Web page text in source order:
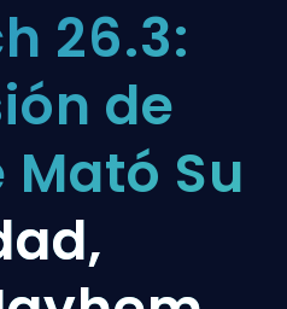
26.3:
de
Mató Su